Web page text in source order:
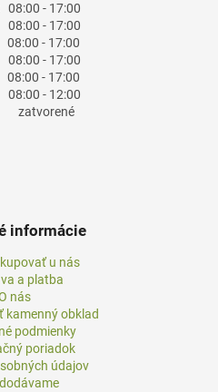
08:00 - 17:00
- 17:00
- 17:00
- 17:00
- 17:00
- 12:00
zatvorené
informácie
u nás
a platba
nás
kamenný obklad
podmienky
poriadok
údajov